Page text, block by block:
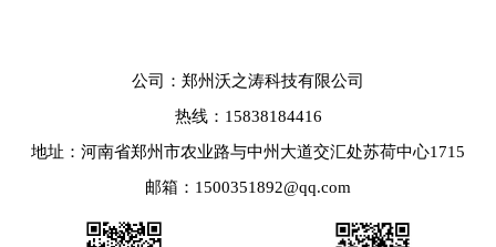
公司：郑州沃之涛科技有限公司
热线：15838184416
地址：河南省郑州市农业路与中州大道交汇处苏荷中心1715
邮箱：1500351892@qq.com